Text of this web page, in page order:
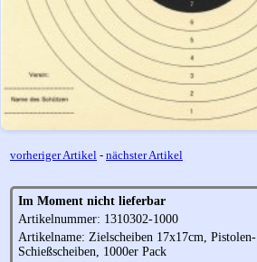
vorheriger Artikel - nächster Artikel
Im Moment nicht lieferbar
Artikelnummer: 1310302-1000
Artikelname: Zielscheiben 17x17cm, Pistolen-
Schießscheiben, 1000er Pack